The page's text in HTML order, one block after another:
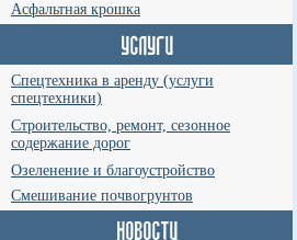
Асфальтная крошка
Спецтехника в аренду (услуги
спецтехники)
Строительство, ремонт, сезонное
содержание дорог
Озеленение и благоустройство
Смешивание почвогрунтов